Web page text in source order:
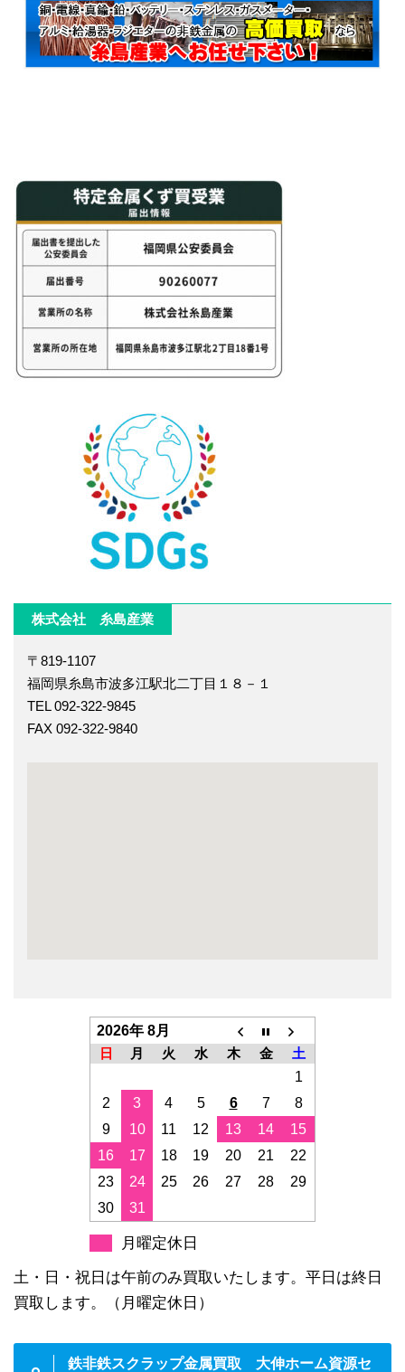
株式会社 糸島産業
〒819-1107
福岡県糸島市波多江駅北二丁目１８－１
TEL 092-322-9845
FAX 092-322-9840
2026年 8月
日
月 火 水 木 金
土
1
2
3 4 5 6 7
8
9
10 11 12 13 14
15
16
17 18 19 20 21
22
23
24 25 26 27 28
29
30
31
月曜定休日
土・日・祝日は午前のみ買取いたします。平日は終日
買取します。（月曜定休日）
鉄非鉄スクラップ金属買取 大伸ホーム資源セ